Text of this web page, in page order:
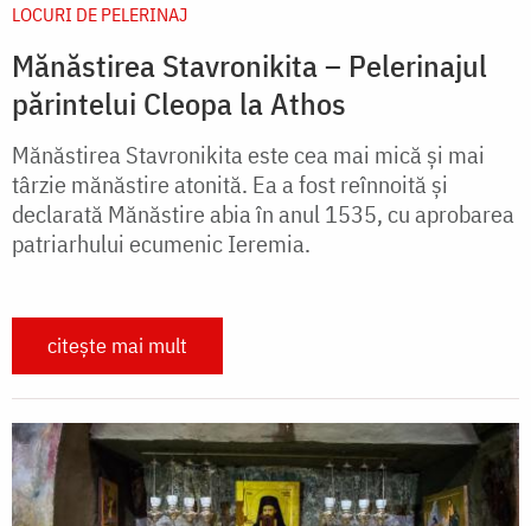
LOCURI DE PELERINAJ
Mănăstirea Stavronikita – Pelerinajul
părintelui Cleopa la Athos
Mănăstirea Stavronikita este cea mai mică şi mai
târzie mănăstire atonită. Ea a fost reînnoită şi
declarată Mănăstire abia în anul 1535, cu aprobarea
patriarhului ecumenic Ieremia.
citește mai mult